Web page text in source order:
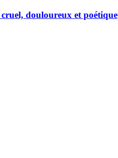
douloureux et poétique